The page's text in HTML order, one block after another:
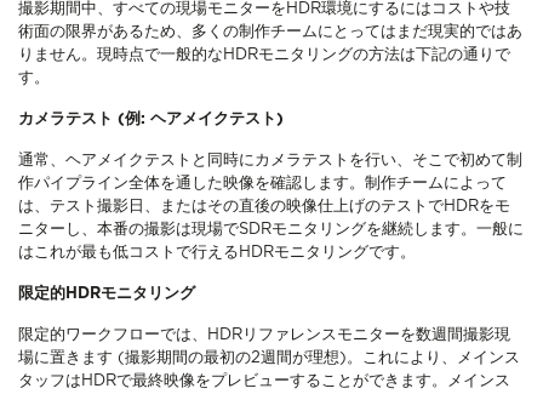
撮影期間中、すべての現場モニターをHDR環境にするにはコストや技
術面の限界があるため、多くの制作チームにとってはまだ現実的ではあ
りません。現時点で一般的なHDRモニタリングの方法は下記の通りで
す。
カメラテスト (例: ヘアメイクテスト)
通常、ヘアメイクテストと同時にカメラテストを行い、そこで初めて制
作パイプライン全体を通した映像を確認します。制作チームによって
は、テスト撮影日、またはその直後の映像仕上げのテストでHDRをモ
ニターし、本番の撮影は現場でSDRモニタリングを継続します。一般に
はこれが最も低コストで行えるHDRモニタリングです。
限定的HDRモニタリング
限定的ワークフローでは、HDRリファレンスモニターを数週間撮影現
場に置きます (撮影期間の最初の2週間が理想)。これにより、メインス
タッフはHDRで最終映像をプレビューすることができます。メインス